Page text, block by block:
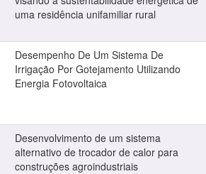
uma residência unifamiliar rural
Desempenho De Um Sistema De
Irrigação Por Gotejamento Utilizando
Energia Fotovoltaica
Desenvolvimento de um sistema
alternativo de trocador de calor para
construções agroindustriais